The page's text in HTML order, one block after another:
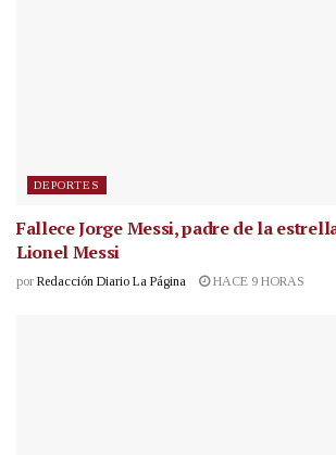
DEPORTES
Fallece Jorge Messi, padre de la
Lionel Messi
por Redacción Diario La Página HACE 9 HORAS